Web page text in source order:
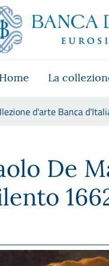
Home La
d'arte Banca
De